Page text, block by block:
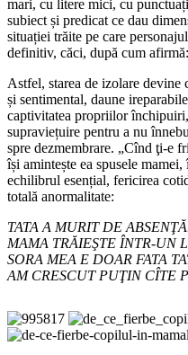
mari, cu litere mici, cu
subiect și predicat ce dau
situației trăite pe care
definitiv, căci, după cum
Astfel, starea de izolare
și sentimental, daune
captivitatea propriilor
supraviețuire pentru a nu
spre dezmembrare. „Cînd ţi-e
își amintește ea spusele
echilibrul esențial, fericirea
totală anormalitate:
TATA A MURIT DE
MAMA TRĂIEŞTE ÎNTR-UN
SORA MEA E DOAR FATA
AM CRESCUT PUŢIN CÎTE